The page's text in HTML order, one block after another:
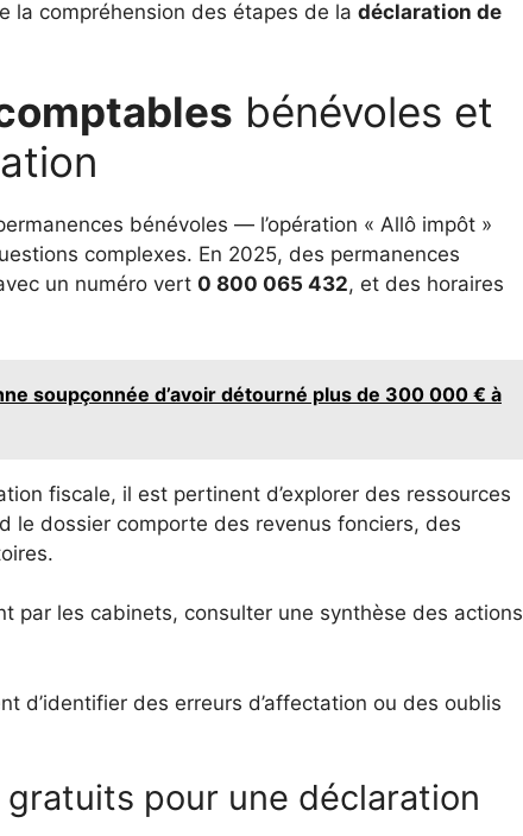
la compréhension des étapes de la déclaration de
bénévoles et
bénévoles — l’opération « Allô impôt »
complexes. En 2025, des permanences
un numéro vert 0 800 065 432, et des horaires
soupçonnée d’avoir détourné plus de 300 000 € à
fiscale, il est pertinent d’explorer des ressources
le dossier comporte des revenus fonciers, des
par les cabinets, consulter une synthèse des actions
d’identifier des erreurs d’affectation ou des oublis
pour une déclaration